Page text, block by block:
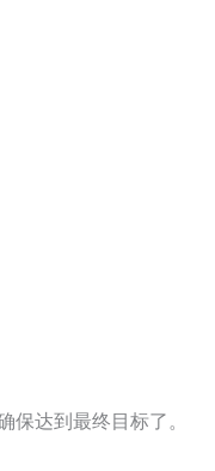
达到最终目标了。